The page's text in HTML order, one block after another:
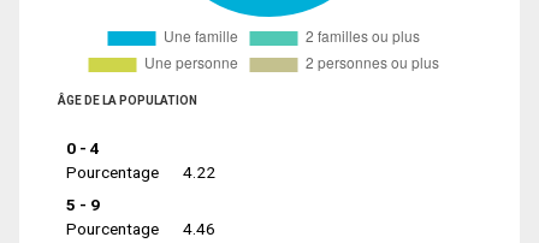
ÂGE DE LA POPULATION
0 - 4
Pourcentage
4.22
5 - 9
Pourcentage
4.46